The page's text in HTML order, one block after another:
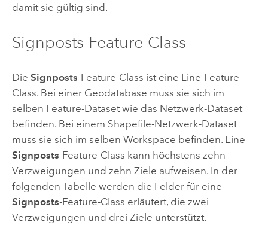
damit sie gültig sind.
Signposts-Feature-Class
Die Signposts-Feature-Class ist eine Line-Feature-
Class. Bei einer Geodatabase muss sie sich im
selben Feature-Dataset wie das Netzwerk-Dataset
befinden. Bei einem Shapefile-Netzwerk-Dataset
muss sie sich im selben Workspace befinden. Eine
Signposts-Feature-Class kann höchstens zehn
Verzweigungen und zehn Ziele aufweisen. In der
folgenden Tabelle werden die Felder für eine
Signposts-Feature-Class erläutert, die zwei
Verzweigungen und drei Ziele unterstützt.